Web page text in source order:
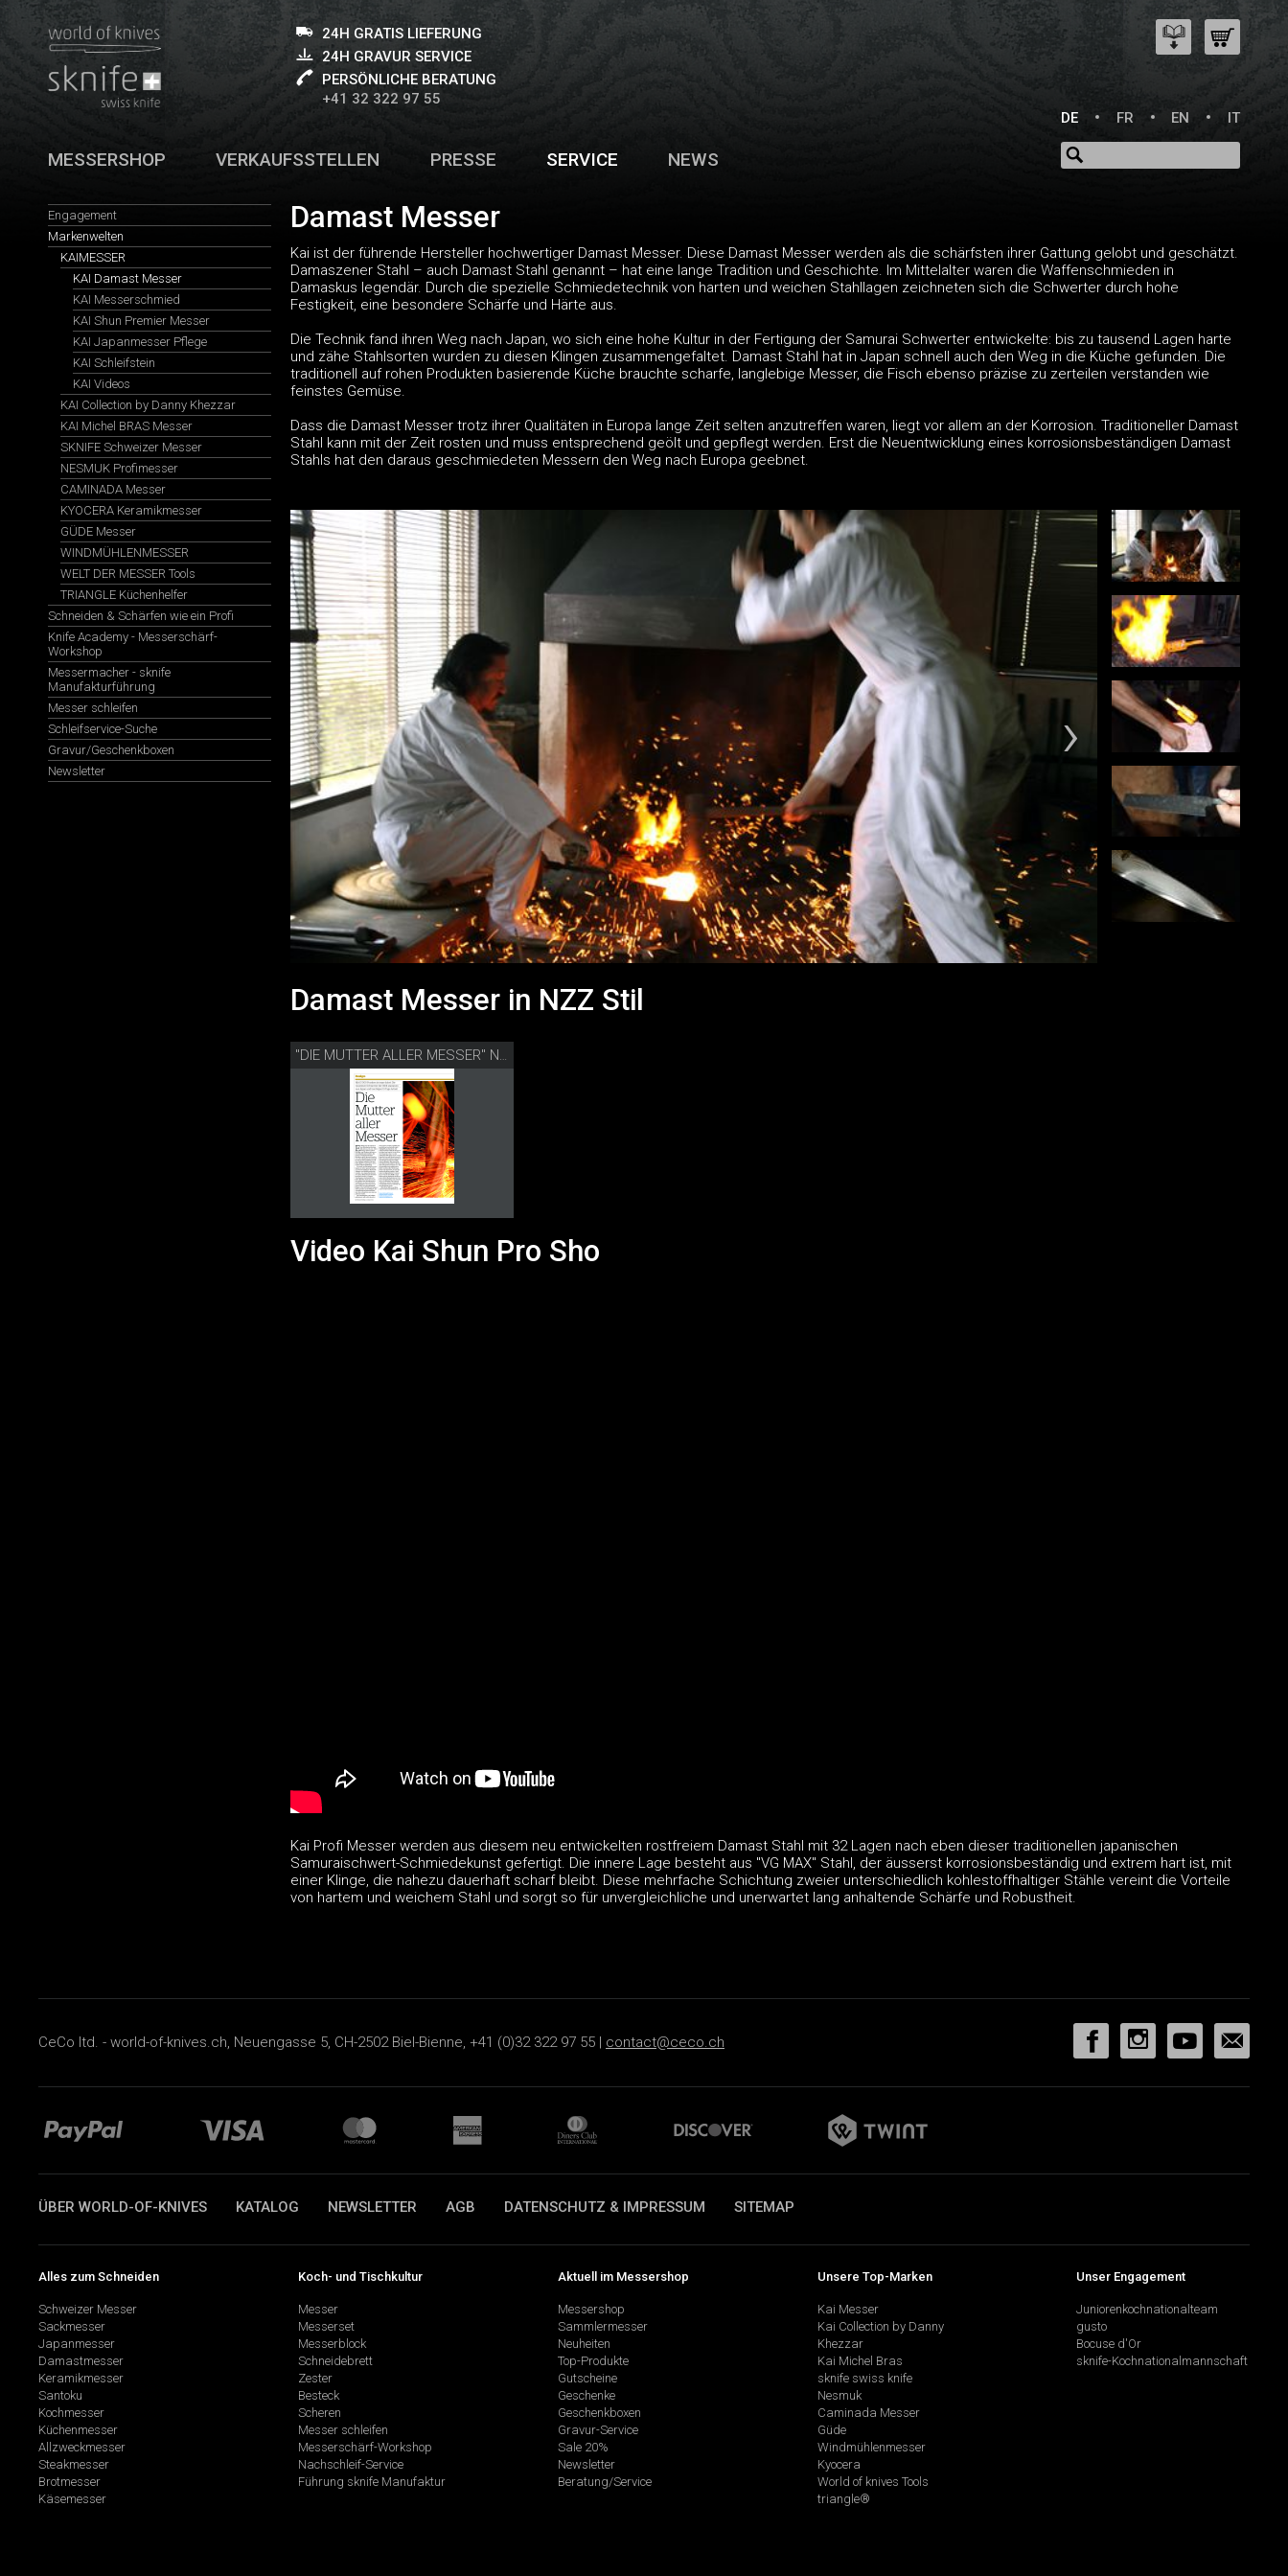
24H GRATIS LIEFERUNG
24H GRAVUR SERVICE
PERSÖNLICHE BERATUNG
+41 32 322 97 55
DE
FR EN IT
MESSERSHOP VERKAUFSSTELLEN PRESSE SERVICE NEWS
Engagement
Markenwelten
KAIMESSER
KAI Damast Messer
KAI Messerschmied
KAI Shun Premier Messer
KAI Japanmesser Pflege
KAI Schleifstein
KAI Videos
KAI Collection by Danny Khezzar
KAI Michel BRAS Messer
SKNIFE Schweizer Messer
NESMUK Profimesser
CAMINADA Messer
KYOCERA Keramikmesser
GÜDE Messer
WINDMÜHLENMESSER
WELT DER MESSER Tools
TRIANGLE Küchenhelfer
Schneiden & Schärfen wie ein Profi
Knife Academy - Messerschärf-
Workshop
Messermacher - sknife
Manufakturführung
Messer schleifen
Schleifservice-Suche
Gravur/Geschenkboxen
Newsletter
Damast Messer
Kai ist der führende Hersteller hochwertiger Damast Messer. Diese Damast Messer werden als die schärfsten ihrer Gattung gelobt und geschätzt.
Damaszener Stahl – auch Damast Stahl genannt – hat eine lange Tradition und Geschichte. Im Mittelalter waren die Waffenschmieden in
Damaskus legendär. Durch die spezielle Schmiedetechnik von harten und weichen Stahllagen zeichneten sich die Schwerter durch hohe
Festigkeit, eine besondere Schärfe und Härte aus.
Die Technik fand ihren Weg nach Japan, wo sich eine hohe Kultur in der Fertigung der Samurai Schwerter entwickelte: bis zu tausend Lagen harte
und zähe Stahlsorten wurden zu diesen Klingen zusammengefaltet. Damast Stahl hat in Japan schnell auch den Weg in die Küche gefunden. Die
traditionell auf rohen Produkten basierende Küche brauchte scharfe, langlebige Messer, die Fisch ebenso präzise zu zerteilen verstanden wie
feinstes Gemüse.
Dass die Damast Messer trotz ihrer Qualitäten in Europa lange Zeit selten anzutreffen waren, liegt vor allem an der Korrosion. Traditioneller Damast
Stahl kann mit der Zeit rosten und muss entsprechend geölt und gepflegt werden. Erst die Neuentwicklung eines korrosionsbeständigen Damast
Stahls hat den daraus geschmiedeten Messern den Weg nach Europa geebnet.
Damast Messer in NZZ Stil
"DIE MUTTER ALLER MESSER" NZZ STIL
Video Kai Shun Pro Sho
Kai Profi Messer werden aus diesem neu entwickelten rostfreiem Damast Stahl mit 32 Lagen nach eben dieser traditionellen japanischen
Samuraischwert-Schmiedekunst gefertigt. Die innere Lage besteht aus "VG MAX" Stahl, der äusserst korrosionsbeständig und extrem hart ist, mit
einer Klinge, die nahezu dauerhaft scharf bleibt. Diese mehrfache Schichtung zweier unterschiedlich kohlestoffhaltiger Stähle vereint die Vorteile
von hartem und weichem Stahl und sorgt so für unvergleichliche und unerwartet lang anhaltende Schärfe und Robustheit.
CeCo ltd. - world-of-knives.ch, Neuengasse 5, CH-2502 Biel-Bienne, +41 (0)32 322 97 55 | contact@ceco.ch
ÜBER WORLD-OF-KNIVES KATALOG NEWSLETTER AGB DATENSCHUTZ & IMPRESSUM SITEMAP
Alles zum Schneiden
Schweizer Messer
Sackmesser
Japanmesser
Damastmesser
Keramikmesser
Santoku
Kochmesser
Küchenmesser
Allzweckmesser
Steakmesser
Brotmesser
Käsemesser
Koch- und Tischkultur
Messer
Messerset
Messerblock
Schneidebrett
Zester
Besteck
Scheren
Messer schleifen
Messerschärf-Workshop
Nachschleif-Service
Führung sknife Manufaktur
Aktuell im Messershop
Messershop
Sammlermesser
Neuheiten
Top-Produkte
Gutscheine
Geschenke
Geschenkboxen
Gravur-Service
Sale 20%
Newsletter
Beratung/Service
Unsere Top-Marken
Kai Messer
Kai Collection by Danny
Khezzar
Kai Michel Bras
sknife swiss knife
Nesmuk
Caminada Messer
Güde
Windmühlenmesser
Kyocera
World of knives Tools
triangle®
Unser Engagement
Juniorenkochnationalteam
gusto
Bocuse d'Or
sknife-Kochnationalmannschaft